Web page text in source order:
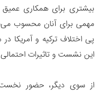
بیشتری برای همکاری عمیق
مهمی برای آنان محسوب
پی اختلاف ترکیه و آمریکا
این نشست و تاثیرات
از سوی دیگر، حضور